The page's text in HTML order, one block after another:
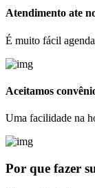
Atendimento ate
É muito fácil
Aceitamos
Uma facilidade na
Por que fazer